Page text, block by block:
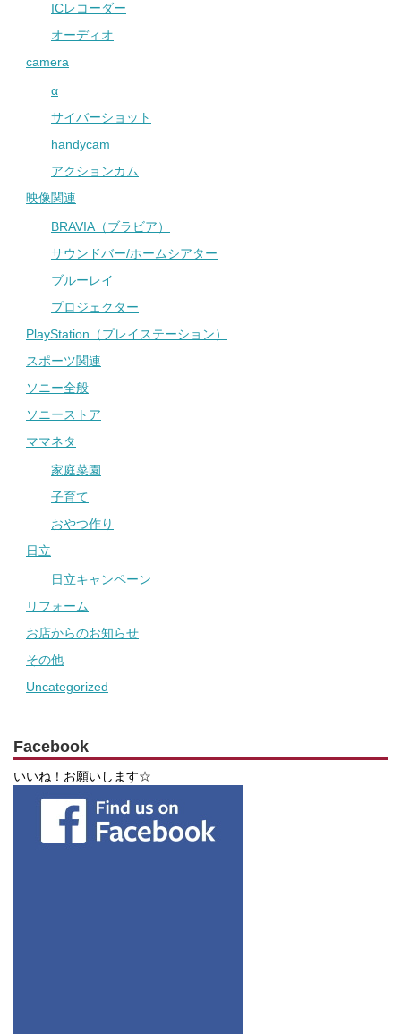
ICレコーダー
オーディオ
camera
α
サイバーショット
handycam
アクションカム
映像関連
BRAVIA（ブラビア）
サウンドバー/ホームシアター
ブルーレイ
プロジェクター
PlayStation（プレイステーション）
スポーツ関連
ソニー全般
ソニーストア
ママネタ
家庭菜園
子育て
おやつ作り
日立
日立キャンペーン
リフォーム
お店からのお知らせ
その他
Uncategorized
Facebook
いいね！お願いします☆